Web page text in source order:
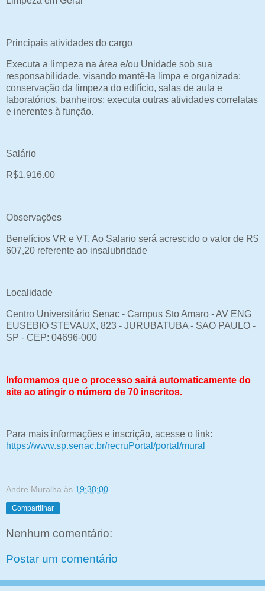
Principais atividades do cargo
Executa a limpeza na área e/ou Unidade sob sua
responsabilidade, visando mantê-la limpa e organizada;
conservação da limpeza do edifício, salas de aula e
laboratórios, banheiros; executa outras atividades correlatas
e inerentes à função.
Salário
R$1,916.00
Observações
Benefícios VR e VT. Ao Salario será acrescido o valor de R$
607,20 referente ao insalubridade
Localidade
Centro Universitário Senac - Campus Sto Amaro - AV ENG
EUSEBIO STEVAUX, 823 - JURUBATUBA - SAO PAULO -
SP - CEP: 04696-000
Informamos que o processo sairá automaticamente do
site ao atingir o número de 70 inscritos.
Para mais informações e inscrição, acesse o link:
https://www.sp.senac.br/recruPortal/portal/mural
Andre Muralha às 19:38:00
Compartilhar
Nenhum comentário:
Postar um comentário